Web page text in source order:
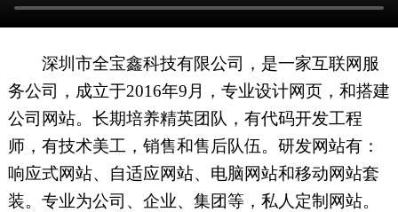
XML地图
深圳市全宝鑫科技有限公司，是一家互联网服
务公司，成立于2016年9月，专业设计网页，和搭建
公司网站。长期培养精英团队，有代码开发工程
师，有技术美工，销售和售后队伍。研发网站有：
响应式网站、自适应网站、电脑网站和移动网站套
装。专业为公司、企业、集团等，私人定制网站。